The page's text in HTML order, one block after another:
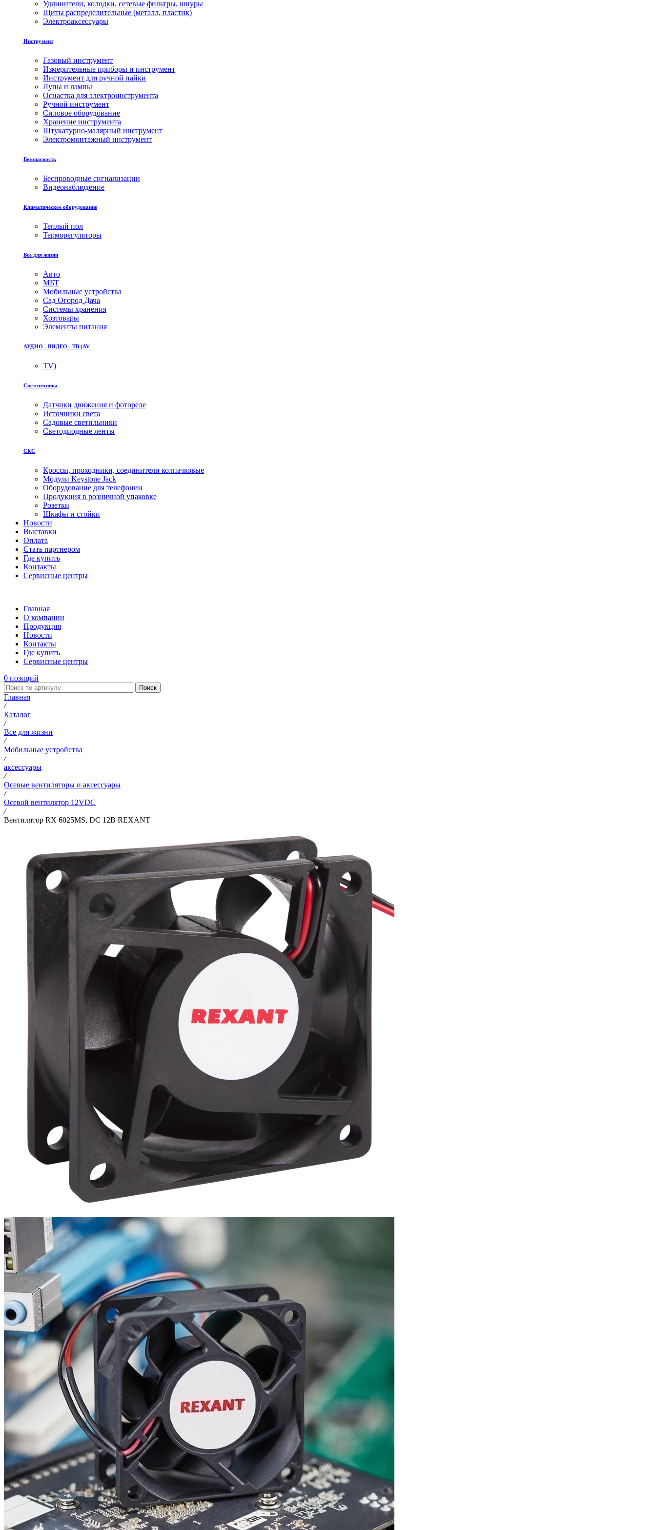
Удлинители, колодки, сетевые фильтры, шнуры
Щиты распределительные (металл, пластик)
Электроаксессуары
Инструмент
Газовый инструмент
Измерительные приборы и инструмент
Инструмент для ручной пайки
Лупы и лампы
Оснастка для электроинструмента
Ручной инструмент
Силовое оборудование
Хранение инструмента
Штукатурно-малярный инструмент
Электромонтажный инструмент
Безопасность
Беспроводные сигнализации
Видеонаблюдение
Климатическое оборудование
Теплый пол
Терморегуляторы
Все для жизни
Авто
МБТ
Мобильные устройства
Сад Огород Дача
Системы хранения
Хозтовары
Элементы питания
АУДИО - ВИДЕО - ТВ (AV
TV)
Светотехника
Датчики движения и фотореле
Источники света
Садовые светильники
Светодиодные ленты
СКС
Кроссы, проходники, соединители колпачковые
Модули Keystone Jack
Оборудование для телефонии
Продукция в розничной упаковке
Розетки
Шкафы и стойки
Новости
Выставки
Оплата
Стать партнером
Где купить
Контакты
Сервисные центры
Главная
О компании
Продукция
Новости
Контакты
Где купить
Сервисные центры
0 позиций
Поиск
Главная
/
Каталог
/
Все для жизни
/
Мобильные устройства
/
аксессуары
/
Осевые вентиляторы и аксессуары
/
Осевой вентилятор 12VDC
/
Вентилятор RX 6025MS, DC 12В REXANT